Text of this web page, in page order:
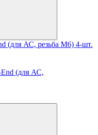
(для АС, резьба M6) 4-шт.